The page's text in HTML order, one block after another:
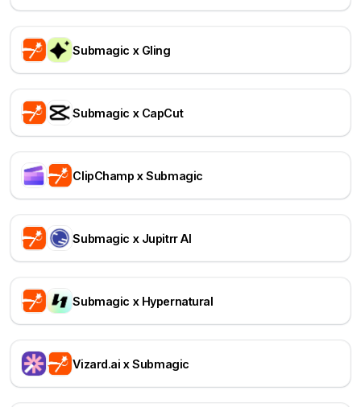
Submagic x Gling
Submagic x CapCut
ClipChamp x Submagic
Submagic x Jupitrr AI
Submagic x Hypernatural
Vizard.ai x Submagic